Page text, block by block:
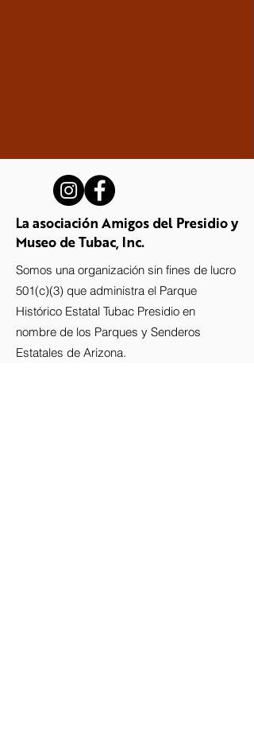
La asociación Amigos del Presidio y
Museo de Tubac, Inc.
Somos una organización sin fines de lucro
501(c)(3) que administra el Parque
Histórico Estatal Tubac Presidio en
nombre de los Parques y Senderos
Estatales de Arizona.